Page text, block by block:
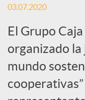
a
d
o
03.07.2020
El Grupo
organizado la
mundo